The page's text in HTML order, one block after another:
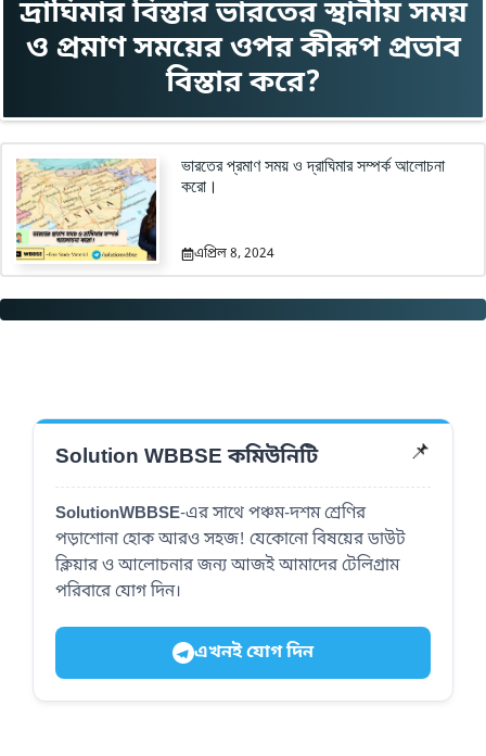
দ্রাঘিমার বিস্তার ভারতের স্থানীয় সময়
ও প্রমাণ সময়ের ওপর কীরূপ প্রভাব
বিস্তার করে?
ভারতের প্রমাণ সময় ও দ্রাঘিমার সম্পর্ক আলোচনা
করো।
এপ্রিল 8, 2024
Solution WBBSE কমিউনিটি 📌
SolutionWBBSE-এর সাথে পঞ্চম-দশম শ্রেণির
পড়াশোনা হোক আরও সহজ! যেকোনো বিষয়ের ডাউট
ক্লিয়ার ও আলোচনার জন্য আজই আমাদের টেলিগ্রাম
পরিবারে যোগ দিন।
এখনই যোগ দিন